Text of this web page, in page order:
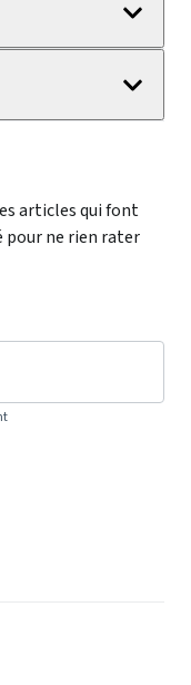
articles qui font
ne rien rater